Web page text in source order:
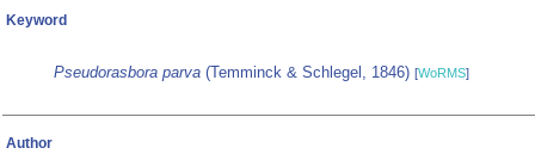
Keyword
Pseudorasbora parva (Temminck & Schlegel, 1846) [WoRMS]
Author